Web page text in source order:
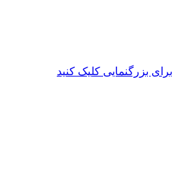
برای بزرگنمایی کلیک کنید